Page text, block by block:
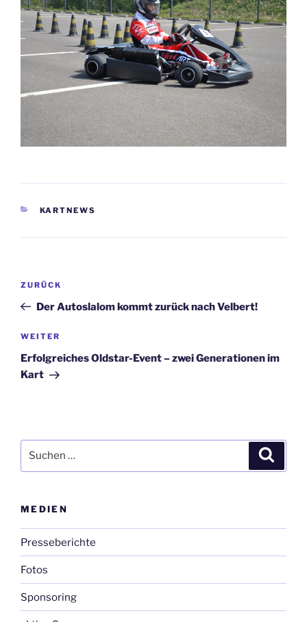
KATEGORIEN
KARTNEWS
Beitragsnavigation
Vorheriger
Beitrag
ZURÜCK
Der Autoslalom kommt zurück nach Velbert!
Nächster
Beitrag
WEITER
Erfolgreiches Oldstar-Event – zwei Generationen im
Kart
nach:
MEDIEN
Presseberichte
Fotos
Sponsoring